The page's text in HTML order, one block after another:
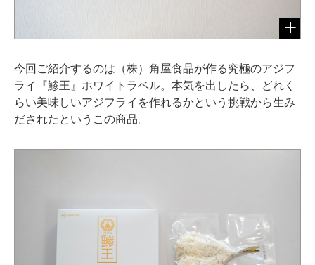
今回ご紹介するのは（株）角屋食品が作る究極のアジフ
ライ『鯵王』ホワイトラベル。本気を出したら、どれく
らい美味しいアジフライを作れるかという挑戦から生み
だされたというこの商品。